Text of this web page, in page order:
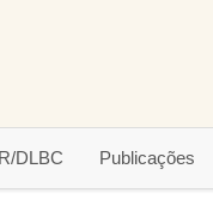
DLBC Publicações